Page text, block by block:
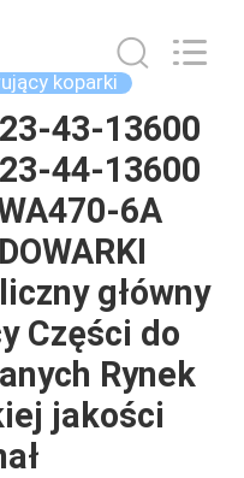
koparki
43-13600
44-13600
6A
główny
Części do
Rynek
jakości